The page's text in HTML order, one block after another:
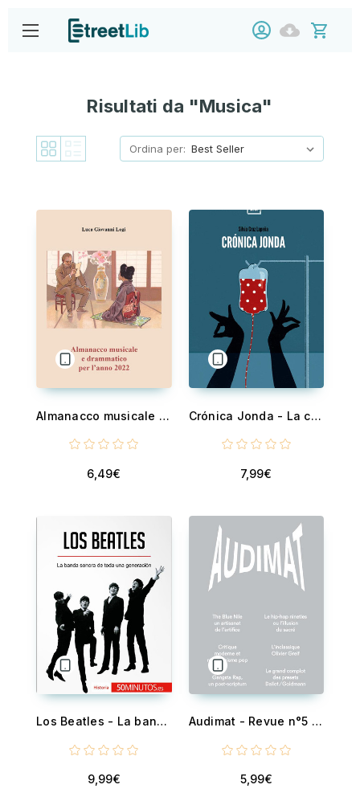
Risultati da "Musica"
Ordina per:
Almanacco musicale e drammatico per l'anno 2022
6,49€
Crónica Jonda - La cara oculta del flamenco
7,99€
Los Beatles - La banda sonora de toda una generación
9,99€
Audimat - Revue n°5 - Revue de critique musicale
5,99€